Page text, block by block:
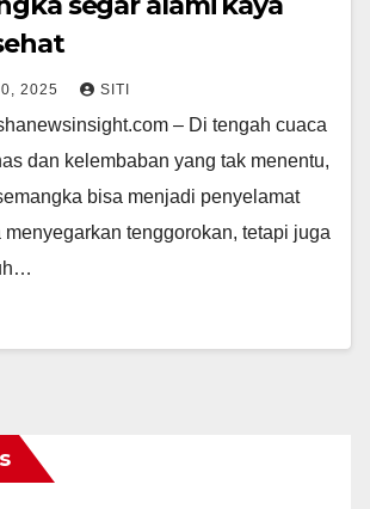
2025 SITI
– Di tengah cuaca
dan kelembaban yang tak menentu,
bisa menjadi penyelamat
tenggorokan, tetapi juga